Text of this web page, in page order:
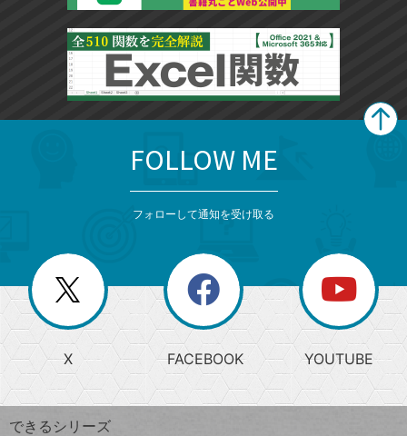
じ
る
search
検
索
上
昇
ワ
ー
閉
じ
る
ー
か
ら
探
す
FOLLOW ME
フォローして通知を受け取る
X FACEBOOK YOUTUBE
できるシリーズ